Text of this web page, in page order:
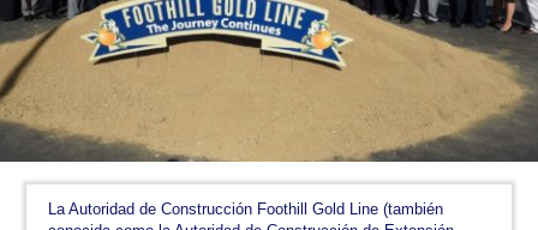
La Autoridad de Construcción Foothill Gold Line (también